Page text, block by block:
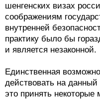
шенгенских визах
соображениям
внутренней
практику было бы
и является незаконной.
Единственная
действовать на
это принять